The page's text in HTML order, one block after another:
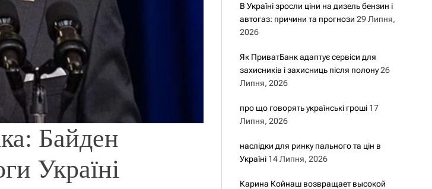
Байден
Україні
В Україні зросли ціни на дизель бензин і
автогаз: причини та прогнози 29 Липня,
2026
Як ПриватБанк адаптує сервіси для
захисників і захисниць після полону 26
Липня, 2026
про що говорять українські гроші 17
Липня, 2026
наслідки для ринку пального та цін в
Україні 14 Липня, 2026
Карина Койнаш возвращает высокой